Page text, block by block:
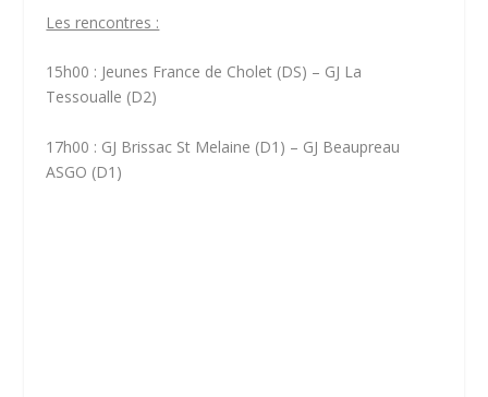
Les rencontres :
15h00 : Jeunes France de Cholet (DS) – GJ La
Tessoualle (D2)
17h00 : GJ Brissac St Melaine (D1) – GJ Beaupreau
ASGO (D1)